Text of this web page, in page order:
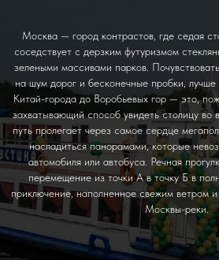
Москва — город контрастов, где седая
соседствует с дерзким футуризмом
зелеными массивами парков.
на шум дорог и бесконечные пробки, лучше
Китай-города до Воробьевых гор — это,
захватывающий способ увидеть столицу во
путь пролегает через самое сердце
насладиться панорамами, которые
автомобиля или автобуса. Речная
перемещение из точки А в точку Б в
приключение, наполненное свежим ветром
Москвы-реки.